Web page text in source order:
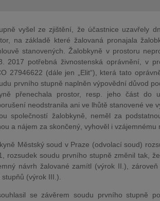
vyšel ze zjištění, že účastnice uzavřely
na základě které žalovaná pronajala
stanovených. Žalobkyně v prostoru
2017 potřebná živnostenská oprávnění, v
27946622 (dále jen „Elit“), která tato
prvního stupně naplněn výpovědní důvod
přenechala prostor, resp. jeho část do
neodstranila ani ve lhůtě stanovené ve
společností žalobkyně, neměl za
a nájem za skončený, vyhověl i vzájemnému
Městský soud v Praze (odvolací soud)
rozsudek soudu prvního stupně změnil tak,
návrh žalované zamítl (výrok II.),
(výrok III.).
se závěrem soudu prvního stupně